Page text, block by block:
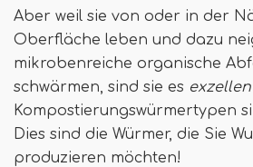
Aber weil sie von oder in der
Oberfläche leben und dazu
mikrobenreiche organische
schwärmen, sind sie es
Kompostierungswürmertypen
Dies sind die Würmer, die Sie
produzieren möchten!